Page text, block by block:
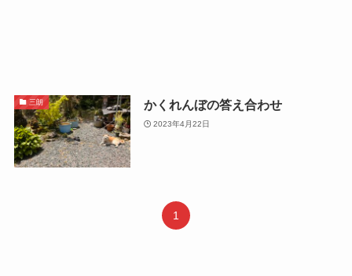
三朗 かくれんぼの答え合わせ
2023年4月22日
1